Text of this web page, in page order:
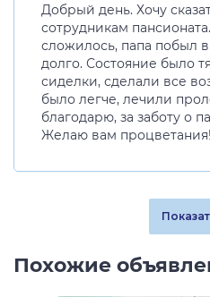
Добрый день. Хочу
сотрудникам
сложилось, папа побыл
долго. Состояние было
сиделки, сделали все
было легче, лечили
благодарю, за заботу о
Желаю вам
Похожие